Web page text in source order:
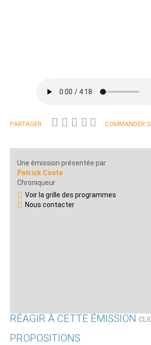
PARTAGER COMMANDER
Une émission présentée par
Patrick Coste
Chroniqueur
Voir la grille des programmes
Nous contacter
RÉAGIR À CETTE ÉMISSION
PROPOSITIONS